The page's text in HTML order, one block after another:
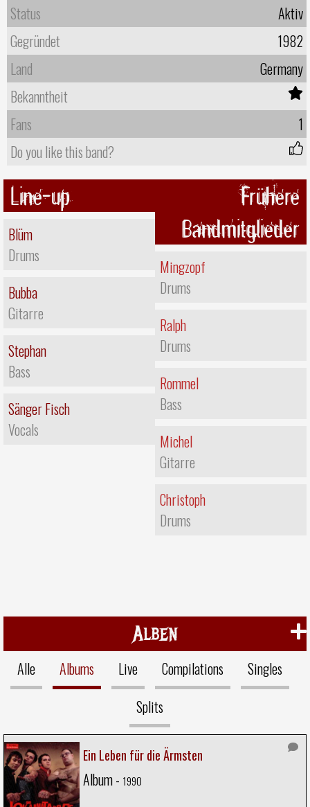
Status
Aktiv
Gegründet
1982
Land
Germany
Bekanntheit
Fans
1
Do you like this band?
Line-up
Blüm
Drums
Bubba
Gitarre
Stephan
Bass
Sänger Fisch
Vocals
Frühere
Bandmitglieder
Mingzopf
Drums
Ralph
Drums
Rommel
Bass
Michel
Gitarre
Christoph
Drums
Alben
Alle Albums Live Compilations
Singles
Splits
Ein Leben für die Ärmsten
Album - 1990